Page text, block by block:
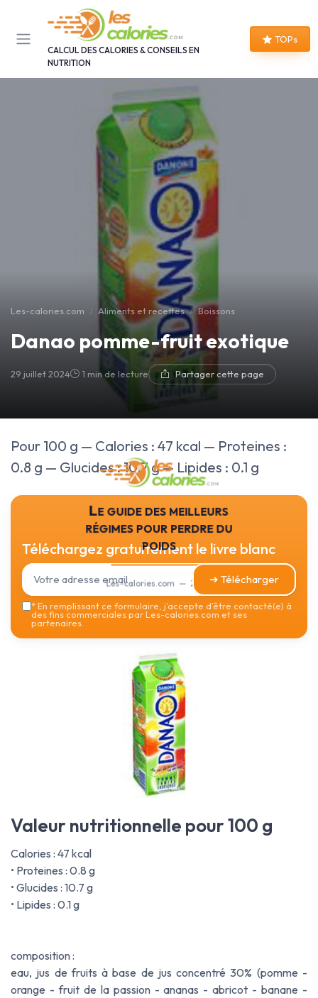
CALCUL DES CALORIES & CONSEILS EN
NUTRITION
TOPs
Les-calories.com Aliments et recettes Boissons
Danao pomme-fruit exotique
29 juillet 2024 1 min de lecture Partager cette page
Pour 100 g — Calories : 47 kcal — Proteines :
0.8 g — Glucides : 10.7 g — Lipides : 0.1 g
Le guide des meilleurs
régimes pour perdre du
poids
Les-calories.com — 2026
Téléchargez gratuitement le livre blanc
➔ Télécharger
*En remplissant ce formulaire, j’accepte d’être contacté(e) à
des fins commerciales par Les-calories.com et ses
partenaires.
Valeur nutritionnelle pour 100 g
Calories : 47 kcal
• Proteines : 0.8 g
• Glucides : 10.7 g
• Lipides : 0.1 g
composition :
eau, jus de fruits à base de jus concentré 30% (pomme -
orange - fruit de la passion - ananas - abricot - banane -
Panneau de gestion des cookies